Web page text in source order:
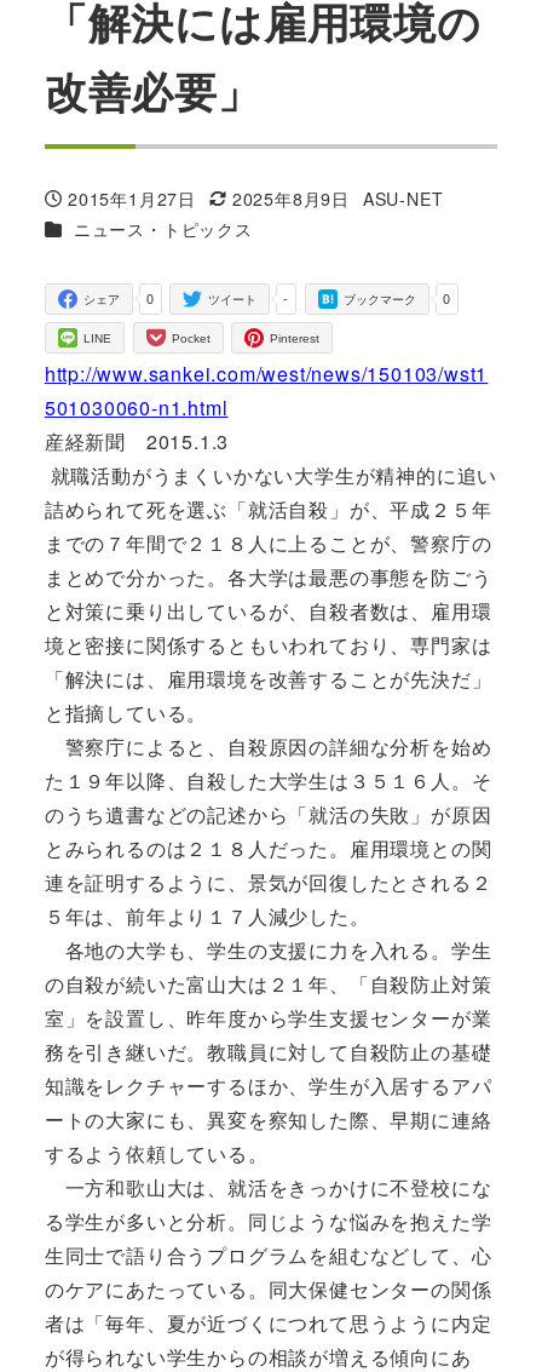
「解決には雇用環境の
改善必要」
投稿日
2015年1月27日
更新日
2025年8月9日
著
ASU-NET
カテゴリー
ニュース・トピックス
0
シェア -
ツイート 0
ブックマーク
LINE Pocket Pinterest
http://www.sankei.com/west/news/150103/wst1
501030060-n1.html
産経新聞 2015.1.3
就職活動がうまくいかない大学生が精神的に追い
詰められて死を選ぶ「就活自殺」が、平成２５年
までの７年間で２１８人に上ることが、警察庁の
まとめで分かった。各大学は最悪の事態を防ごう
と対策に乗り出しているが、自殺者数は、雇用環
境と密接に関係するともいわれており、専門家は
「解決には、雇用環境を改善することが先決だ」
と指摘している。
警察庁によると、自殺原因の詳細な分析を始め
た１９年以降、自殺した大学生は３５１６人。そ
のうち遺書などの記述から「就活の失敗」が原因
とみられるのは２１８人だった。雇用環境との関
連を証明するように、景気が回復したとされる２
５年は、前年より１７人減少した。
各地の大学も、学生の支援に力を入れる。学生
の自殺が続いた富山大は２１年、「自殺防止対策
室」を設置し、昨年度から学生支援センターが業
務を引き継いだ。教職員に対して自殺防止の基礎
知識をレクチャーするほか、学生が入居するアパ
ートの大家にも、異変を察知した際、早期に連絡
するよう依頼している。
一方和歌山大は、就活をきっかけに不登校にな
る学生が多いと分析。同じような悩みを抱えた学
生同士で語り合うプログラムを組むなどして、心
のケアにあたっている。同大保健センターの関係
者は「毎年、夏が近づくにつれて思うように内定
が得られない学生からの相談が増える傾向にあ